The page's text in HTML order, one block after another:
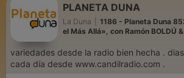
PLANETA DUNA
La Duna
1186 - Planeta Duna
el Más Allá», con Ramón BOLDÚ
variedades desde la radio bien hecha . dias de radio se recicla
cada día desde www.candilradio.com .